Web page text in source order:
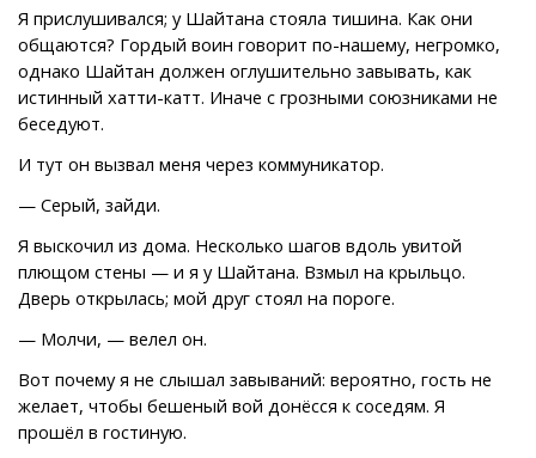
Я прислушивался; у Шайтана стояла тишина. Как они
общаются? Гордый воин говорит по-нашему, негромко,
однако Шайтан должен оглушительно завывать, как
истинный хатти-катт. Иначе с грозными союзниками не
беседуют.
И тут он вызвал меня через коммуникатор.
— Серый, зайди.
Я выскочил из дома. Несколько шагов вдоль увитой
плющом стены — и я у Шайтана. Взмыл на крыльцо.
Дверь открылась; мой друг стоял на пороге.
— Молчи, — велел он.
Вот почему я не слышал завываний: вероятно, гость не
желает, чтобы бешеный вой донёсся к соседям. Я
прошёл в гостиную.